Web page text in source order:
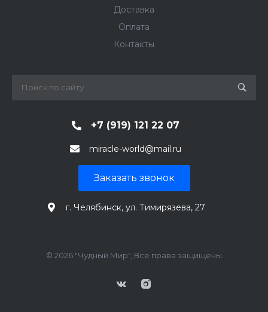
Доставка
Оплата
Контакты
+7 (919) 121 22 07
miracle-world@mail.ru
Заказать звонок
г. Челябинск, ул. Тимирязева, 27
© 2026 "Чудный Мир", Все права защищены